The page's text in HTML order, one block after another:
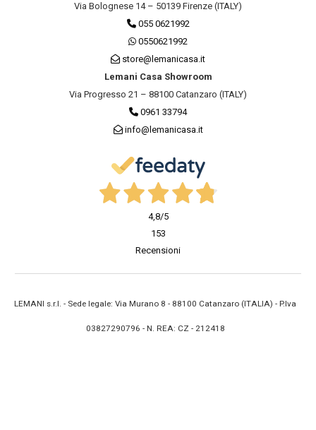
Via Bolognese 14 – 50139 Firenze (ITALY)
055 0621992
0550621992
store@lemanicasa.it
Lemani Casa Showroom
Via Progresso 21 – 88100 Catanzaro (ITALY)
0961 33794
info@lemanicasa.it
4,8/5
153
Recensioni
LEMANI s.r.l. - Sede legale: Via Murano 8 - 88100 Catanzaro (ITALIA) - P.Iva
03827290796 - N. REA: CZ - 212418